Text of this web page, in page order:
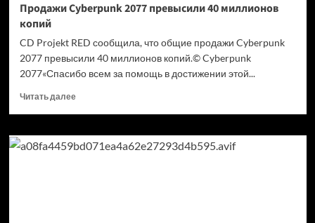
Продажи Cyberpunk 2077 превысили 40 миллионов
копий
CD Projekt RED сообщила, что общие продажи Cyberpunk
2077 превысили 40 миллионов копий.© Cyberpunk
2077«Спасибо всем за помощь в достижении этой...
Читать далееПрочитать
Продажи
Cyberpunk